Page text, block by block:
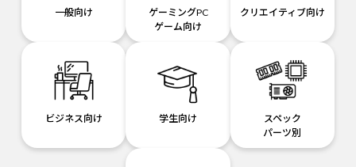
一般向け
ゲーミングPC
ゲーム向け
クリエイティブ向け
ビジネス向け 学生向け
スペック
パーツ別